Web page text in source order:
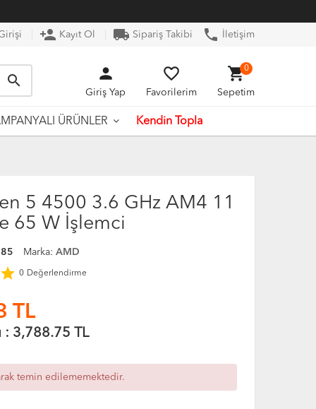
person_add Kayıt Ol local_shipping Sipariş Takibi phone İletişim
search person
Giriş Yap
favorite_border
Favorilerim
shopping_cart
Sepetim
0
ÜRÜNLER Kendin Topla
5 4500 3.6 GHz AM4 11
65 W İşlemci
Marka: AMD
0 Değerlendirme
TL
: 3,788.75 TL
temin edilememektedir.